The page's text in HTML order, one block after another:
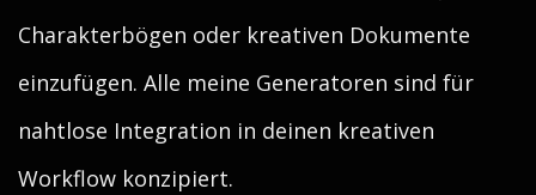
Charakterbögen oder kreativen Dokumente
einzufügen. Alle meine Generatoren sind für
nahtlose Integration in deinen kreativen
Workflow konzipiert.